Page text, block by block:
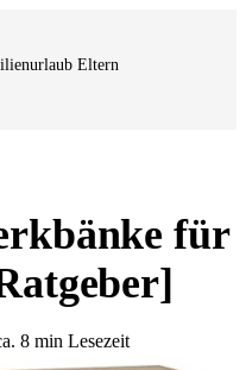
Eltern
für
8 min Lesezeit